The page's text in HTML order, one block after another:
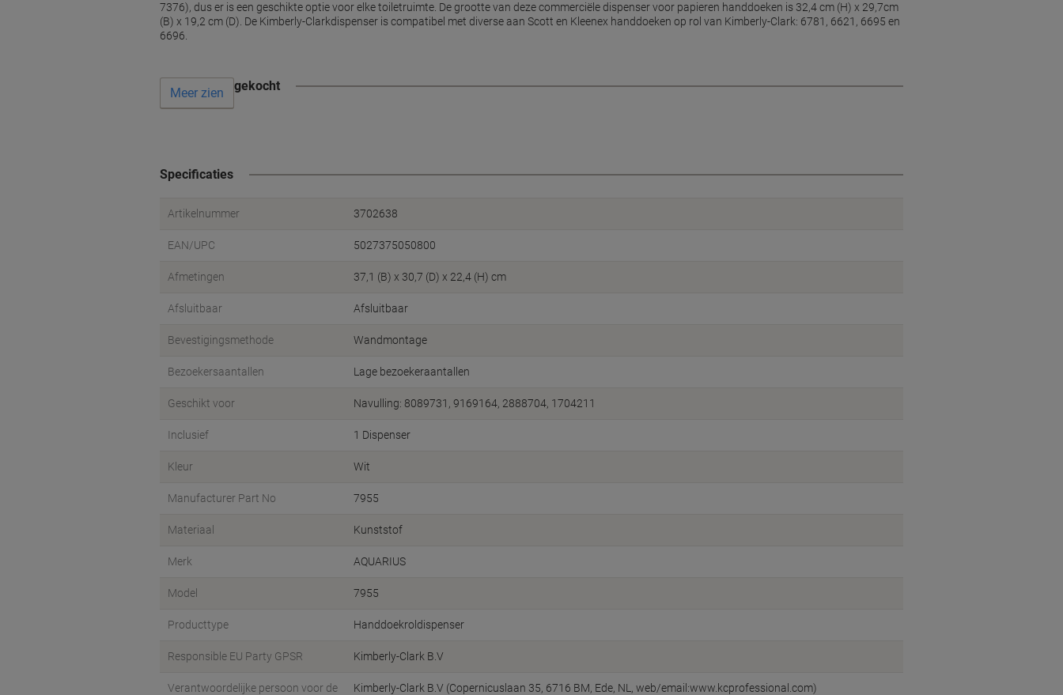
7376), dus er is een geschikte optie voor elke toiletruimte. De grootte van deze commerciële dispenser voor papieren handdoeken is 32,4 cm (H) x 29,7cm
(B) x 19,2 cm (D). De Kimberly-Clarkdispenser is compatibel met diverse aan Scott en Kleenex handdoeken op rol van Kimberly-Clark: 6781, 6621, 6695 en
6696.
Vaak samen gekocht
Meer zien
Specificaties
Artikelnummer 3702638
EAN/UPC 5027375050800
Afmetingen 37,1 (B) x 30,7 (D) x 22,4 (H) cm
Afsluitbaar Afsluitbaar
Bevestigingsmethode Wandmontage
Bezoekersaantallen Lage bezoekeraantallen
Geschikt voor Navulling: 8089731, 9169164, 2888704, 1704211
Inclusief 1 Dispenser
Kleur Wit
Manufacturer Part No 7955
Materiaal Kunststof
Merk AQUARIUS
Model 7955
Producttype Handdoekroldispenser
Responsible EU Party GPSR Kimberly-Clark B.V
Verantwoordelijke persoon voor de
Kimberly-Clark B.V (Copernicuslaan 35, 6716 BM, Ede, NL, web/email:www.kcprofessional.com)